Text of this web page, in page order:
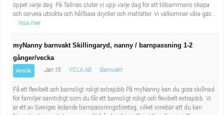
öppet varje dag. På Tallnäs sluter vi upp varje dag för att tillsammans skapa
och servera utsökta och hållbara drycker och maträtter. Vi välkomnar våra gäs...
Visa mer
myNanny barnvakt Skillingaryd, nanny / barnpassning 1-2
gånger/vecka
Ansök Jan 15 YCLA AB Barnvakt
Få ett flexibelt och barnsligt roligt extrajobb På myNanny kan du göra skillnad
för familjer samtidigt som du får ett barnsligt roligt och flexibelt extrajobb. Vi
är ett av Sveriges ledande barnpassningsföretag, vilket innebär att du kan